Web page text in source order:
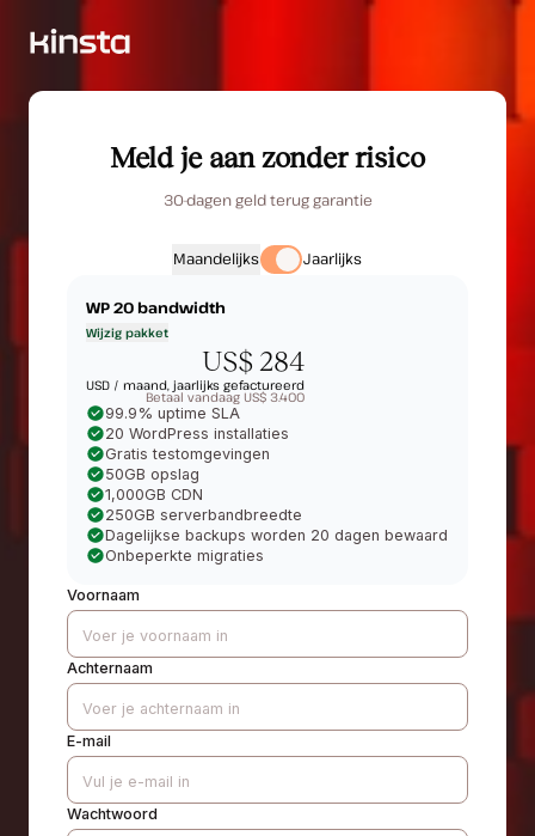
Meld je aan zonder risico
30-dagen geld terug garantie
Maandelijks Jaarlijks
WP 20bandwidth
Wijzig pakket
US$ 284
USD / maand, jaarlijks gefactureerd
Betaal vandaag US$ 3.400
99.9% uptime SLA
20 WordPress installaties
Gratis testomgevingen
50GB opslag
1,000GB CDN
250GB serverbandbreedte
Dagelijkse backups worden 20 dagen bewaard
Onbeperkte migraties
Voornaam
Achternaam
E-mail
Wachtwoord